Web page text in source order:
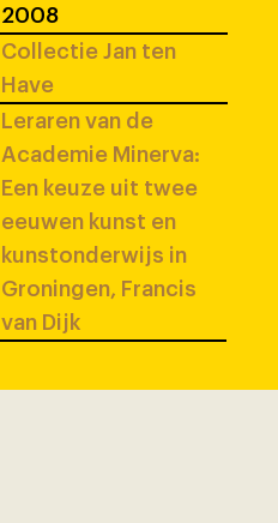
2008
Collectie Jan ten
Have
Leraren van de
Academie Minerva:
Een keuze uit twee
eeuwen kunst en
kunstonderwijs in
Groningen, Francis
van Dijk